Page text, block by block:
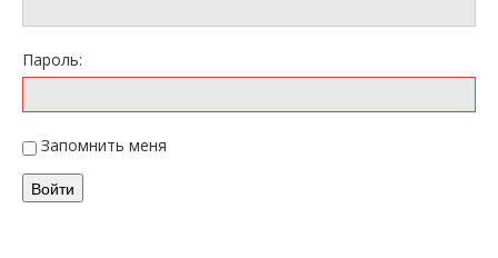
Пароль:
Запомнить меня
Войти